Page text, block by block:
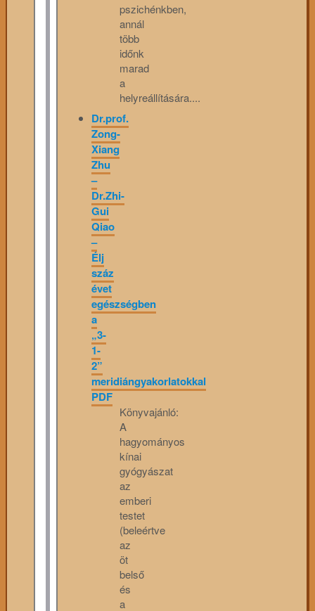
pszichénkben,
annál
több
időnk
marad
a
helyreállítására....
Dr.prof.
Zong-
Xiang
Zhu
–
Dr.Zhi-
Gui
Qiao
–
Élj
száz
évet
egészségben
a
„3-
1-
2”
meridiángyakorlatokkal
PDF
Könyvajánló:
A
hagyományos
kínai
gyógyászat
az
emberi
testet
(beleértve
az
öt
belső
és
a